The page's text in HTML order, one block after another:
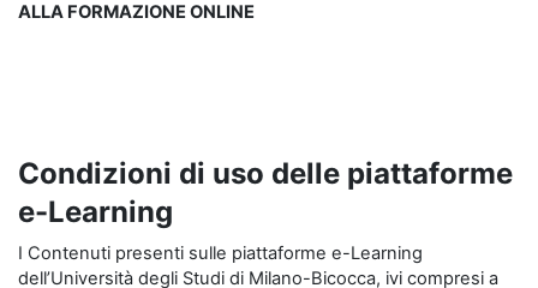
ALLA FORMAZIONE ONLINE
Condizioni di uso delle piattaforme
e-Learning
I Contenuti presenti sulle piattaforme e-Learning
dell’Università degli Studi di Milano-Bicocca, ivi compresi a